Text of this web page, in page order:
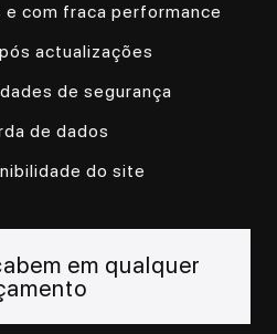
com fraca performance
actualizações
de segurança
de dados
do site
em qualquer